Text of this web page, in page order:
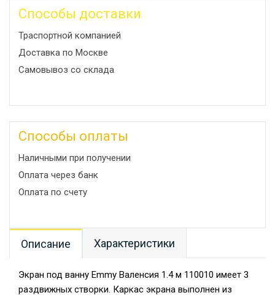
Способы доставки
Траспортной компанией
Доставка по Москве
Самовывоз со склада
Способы оплаты
Наличными при получении
Оплата через банк
Оплата по счету
Описание Характеристики
Экран под ванну Emmy Валенсия 1.4 м 110010 имеет 3
раздвижных створки. Каркас экрана выполнен из